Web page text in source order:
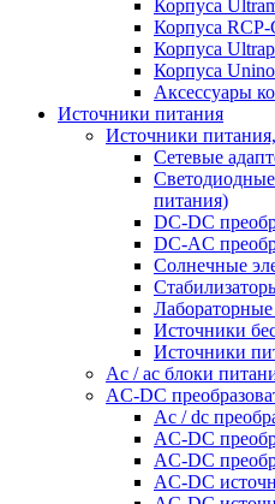
Корпуса
Корпуса
Корпуса
Корпуса
Аксессуары
Источники питания
Источники
Сетевые
питания)
DC-DC
DC-AC
Солнечные
Источники
Источники
Ac / ac блоки
AC-DC
Ac / dc
AC-DC
AC-DC
AC-DC